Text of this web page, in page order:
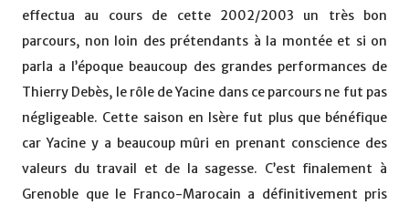
effectua au cours de cette 2002/2003 un très bon
parcours, non loin des prétendants à la montée et si on
parla a l’époque beaucoup des grandes performances de
Thierry Debès, le rôle de Yacine dans ce parcours ne fut pas
négligeable. Cette saison en Isère fut plus que bénéfique
car Yacine y a beaucoup mûri en prenant conscience des
valeurs du travail et de la sagesse. C’est finalement à
Grenoble que le Franco-Marocain a définitivement pris